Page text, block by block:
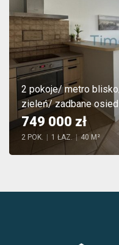
2 pokoje/ metro
zieleń/ zadbane
749 000 zł
2 POK. 1 ŁAZ. | 40 M²